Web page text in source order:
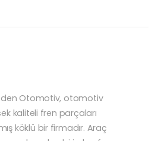
Otomotiv, otomotiv
kaliteli fren parçaları
köklü bir firmadır. Araç